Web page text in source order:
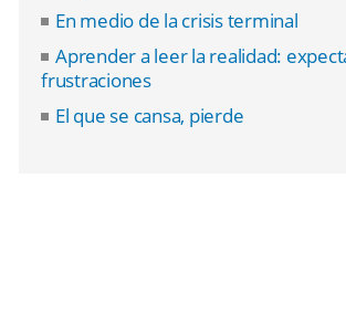
En medio de la crisis terminal
Aprender a leer la realidad:
frustraciones
El que se cansa, pierde